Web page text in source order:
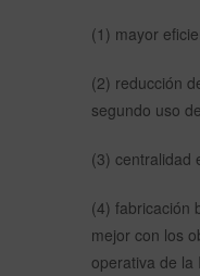
(1) mayor
(2) reducción
segundo uso
(3) centralidad
(4) fabricación
mejor con los
operativa de la